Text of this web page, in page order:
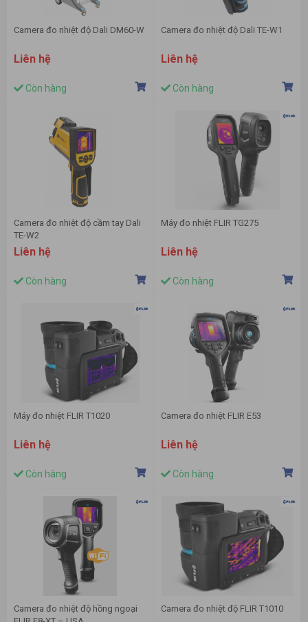
Camera đo nhiệt độ Dali DM60-W
Liên hệ
Còn hàng
Camera đo nhiệt độ Dali TE-W1
Liên hệ
Còn hàng
Camera đo nhiệt độ cầm tay Dali
TE-W2
Liên hệ
Còn hàng
Máy đo nhiệt FLIR TG275
Liên hệ
Còn hàng
Máy đo nhiệt FLIR T1020
Liên hệ
Còn hàng
Camera đo nhiệt FLIR E53
Liên hệ
Còn hàng
Camera đo nhiệt độ hồng ngoại
Camera đo nhiệt độ FLIR T1010